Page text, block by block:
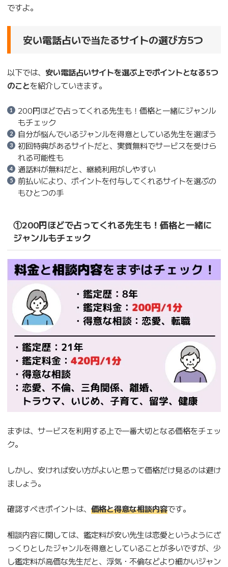
ですよ。
安い電話占いで当たるサイトの選び方5つ
以下では、 安い電話占いサイトを選ぶ上でポイントとなる5つ
のことを紹介していきます。
200円ほどで占ってくれる先生も！価格と一緒にジャンル
もチェック
自分が悩んでいるジャンルを得意としている先生を選ぼう
初回特典があるサイトだと、実質無料でサービスを受けら
れる可能性も
通話料が無料だと、継続利用がしやすい
前払いにより、ポイントを付与してくれるサイトを選ぶの
もひとつの手
①200円ほどで占ってくれる先生も！価格と一緒に
ジャンルもチェック
まずは、サービスを利用する上で一番大切となる価格をチェッ
ク。
しかし、安ければ安い方がよいと思って価格だけ見るのは避け
ましょう。
確認すべきポイントは、 価格と得意な相談内容です。
相談内容に関しては、鑑定料が安い先生は恋愛というようにざ
っくりとしたジャンルを得意としていることが多いですが、少
し鑑定料が高価な先生だと、浮気・不倫などより細かいジャン